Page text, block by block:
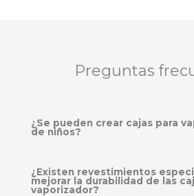
Preguntas
¿Se pueden crear cajas para
de niños?
¿Existen revestimientos
mejorar la durabilidad de las
vaporizador?